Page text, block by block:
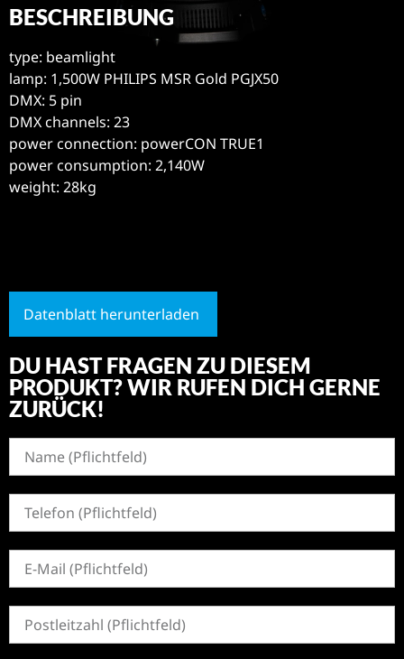
BESCHREIBUNG
type: beamlight
lamp: 1,500W PHILIPS MSR Gold PGJX50
DMX: 5 pin
DMX channels: 23
power connection: powerCON TRUE1
power consumption: 2,140W
weight: 28kg
Datenblatt herunterladen
DU HAST FRAGEN ZU DIESEM
PRODUKT? WIR RUFEN DICH GERNE
ZURÜCK!